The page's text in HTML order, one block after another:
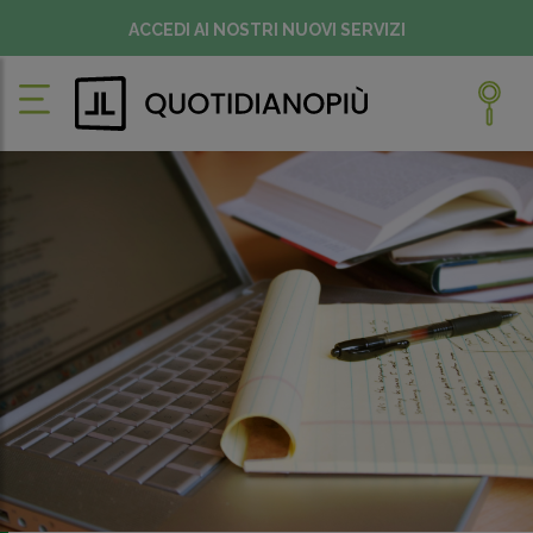
ACCEDI AI NOSTRI NUOVI SERVIZI